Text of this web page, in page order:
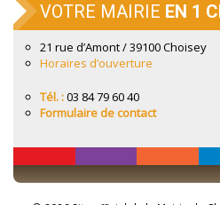
VOTRE MAIRIE EN 1
21 rue d’Amont / 39100 Choisey
Horaires d’ouverture
Tél. :03 84 79 60 40
Formulaire de contact